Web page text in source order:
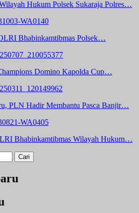
Hukum Polsek Sukaraja Polres…
Bhabinkamtibmas Polsek…
Domino Kapolda Cup…
PLN Hadir Membantu Pasca Banjir…
Bhabinkamtibmas Wilayah Hukum…